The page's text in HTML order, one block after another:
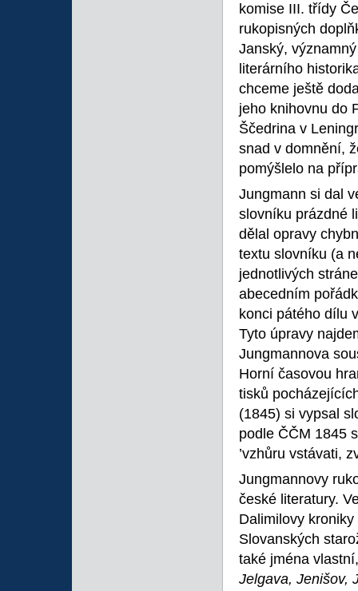
komise III. třídy
rukopisných
Janský,
literárního
chceme ještě
jeho knihovnu do
Ščedrina v
snad v domnění,
pomýšlelo na
Jungmann si dal
slovníku prázdné
dělal opravy
textu slovníku (a
jednotlivých
abecedním
konci pátého dílu
Tyto úpravy
Jungmannova
Horní časovou
tisků
(1845) si vypsal
podle ČČM 1845
’vzhůru vstávati,
Jungmannovy
české literatury.
Dalimilovy
Slovanských
také jména
Jelgava, Jenišov,